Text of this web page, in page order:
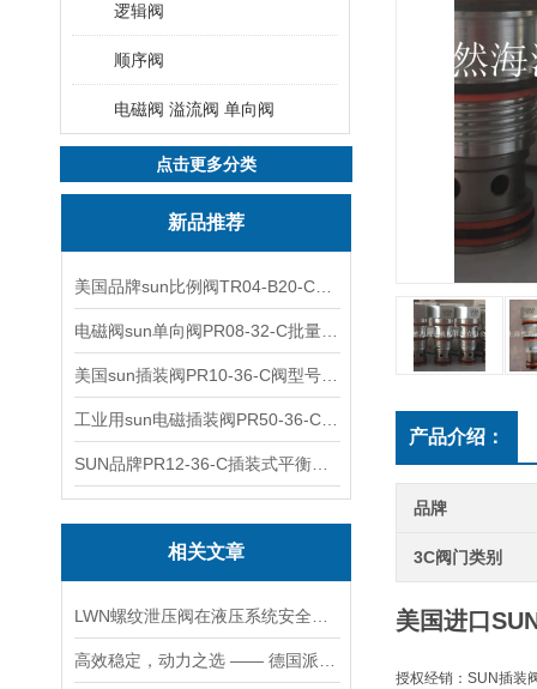
逻辑阀
顺序阀
电磁阀 溢流阀 单向阀
点击更多分类
新品推荐
相关文章
产品介绍：
品牌
3C阀门类别
美国进口
授权经销：SUN插装